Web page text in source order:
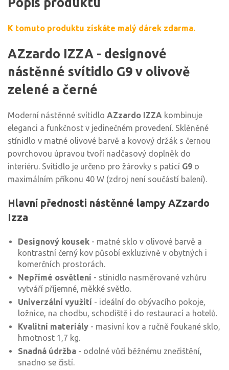
K tomuto produktu získáte malý dárek zdarma.
AZzardo IZZA - designové
nástěnné svítidlo G9 v olivově
zelené a černé
Moderní nástěnné svítidlo AZzardo IZZA kombinuje
eleganci a funkčnost v jedinečném provedení. Sklěněné
stínidlo v matné olivové barvě a kovový držák s černou
povrchovou úpravou tvoří nadčasový doplněk do
interiéru. Svítidlo je určeno pro žárovky s paticí G9 o
maximálním příkonu 40 W (zdroj není součástí balení).
Hlavní přednosti nástěnné lampy AZzardo
Izza
Designový kousek - matné sklo v olivové barvě a
kontrastní černý kov působí exkluzivně v obytných i
komerčních prostorách.
Nepřímé osvětlení - stínidlo nasměrované vzhůru
vytváří příjemné, měkké světlo.
Univerzální využití - ideální do obývacího pokoje,
ložnice, na chodbu, schodiště i do restaurací a hotelů.
Kvalitní materiály - masivní kov a ručně foukané sklo,
hmotnost 1,7 kg.
Snadná údržba - odolné vůči běžnému znečištění,
snadno se čistí.